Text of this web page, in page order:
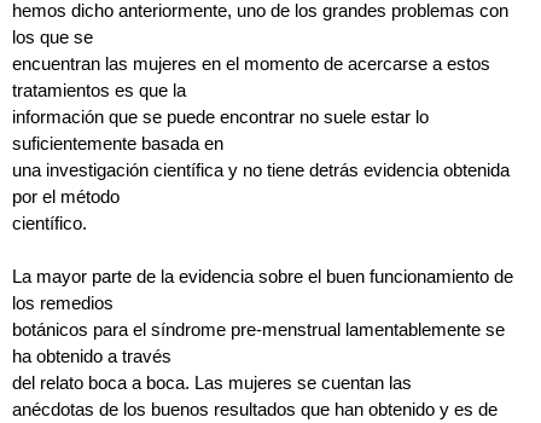
hemos dicho anteriormente, uno de los grandes problemas con
los que se
encuentran las mujeres en el momento de acercarse a estos
tratamientos es que la
información que se puede encontrar no suele estar lo
suficientemente basada en
una investigación científica y no tiene detrás evidencia obtenida
por el método
científico.
La mayor parte de la evidencia sobre el buen funcionamiento de
los remedios
botánicos para el síndrome pre-menstrual lamentablemente se
ha obtenido a través
del relato bocaaboca. Las mujeres se cuentan las
anécdotas de los buenos resultados que han obtenido y es de